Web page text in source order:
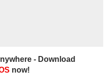
- Download
now!